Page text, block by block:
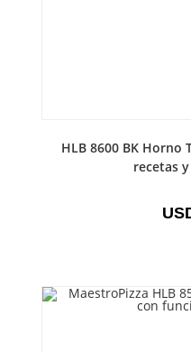
HLB 8600 BK Horno
recetas